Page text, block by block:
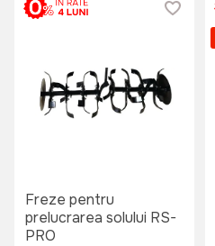
Freze pentru
prelucrarea solului RS-
PRO